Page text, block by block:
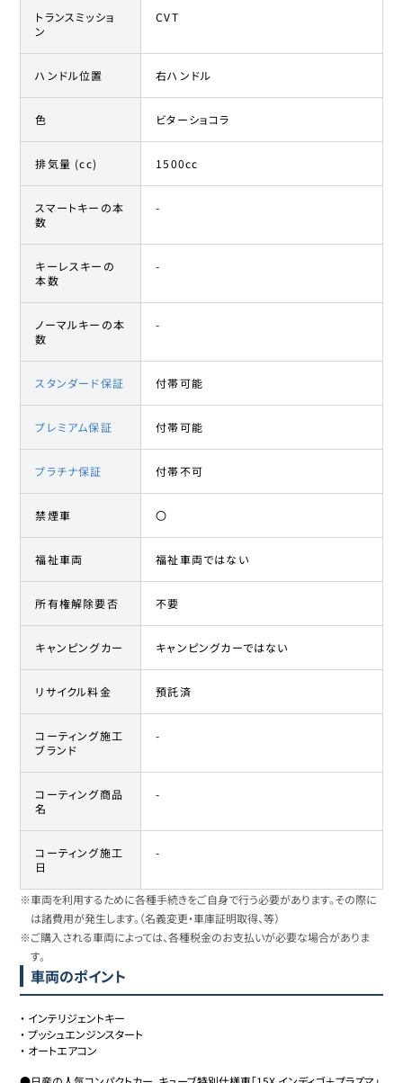
トランスミッショ
ン
CVT
ハンドル位置 右ハンドル
色 ビターショコラ
排気量 (cc) 1500cc
スマートキーの本
数
-
キーレスキーの
本数
-
ノーマルキーの本
数
-
スタンダード保証 付帯可能
プレミアム保証 付帯可能
プラチナ保証 付帯不可
禁煙車 〇
福祉車両 福祉車両ではない
所有権解除要否 不要
キャンピングカー キャンピングカーではない
リサイクル料金 預託済
コーティング施工
ブランド
-
コーティング商品
名
-
コーティング施工
日
-
※車両を利用するために各種手続きをご自身で行う必要があります。その際に
は諸費用が発生します。（名義変更・車庫証明取得、等）
※ご購入される車両によっては、各種税金のお支払いが必要な場合がありま
す。
車両のポイント
・ インテリジェントキー
・プッシュエンジンスタート
・ オートエアコン